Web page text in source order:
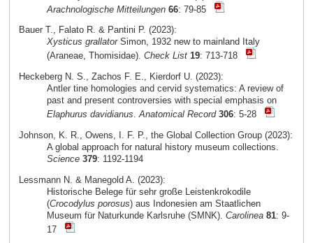
Arachnologische Mitteilungen 66: 79-85
Bauer T., Falato R. & Pantini P. (2023):
Xysticus grallatorSimon, 1932 new to mainland Italy
(Araneae, Thomisidae). Check List 19: 713-718
Heckeberg N. S., Zachos F. E., Kierdorf U. (2023):
Antler tine homologies and cervid systematics: A review of
past and present controversies with special emphasis on
Elaphurus davidianus.Anatomical Record 306: 5-28
Johnson, K. R., Owens, I. F. P., the Global Collection Group (2023):
A global approach for natural history museum collections.
Science 379: 1192-1194
Lessmann N. & Manegold A. (2023):
Historische Belege für sehr große Leistenkrokodile
(Crocodylus porosus) aus Indonesien am Staatlichen
Museum für Naturkunde Karlsruhe (SMNK). Carolinea 81: 9-
17